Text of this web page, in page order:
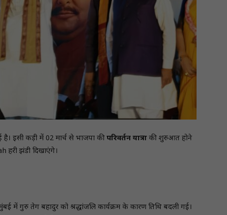
इसी कड़ी में 02 मार्च से भाजपा की परिवर्तन यात्रा की शुरुआत होने
हरी झंडी दिखाएंगे।
में गुरु तेग बहादुर को श्रद्धांजलि कार्यक्रम के कारण तिथि बदली गई।